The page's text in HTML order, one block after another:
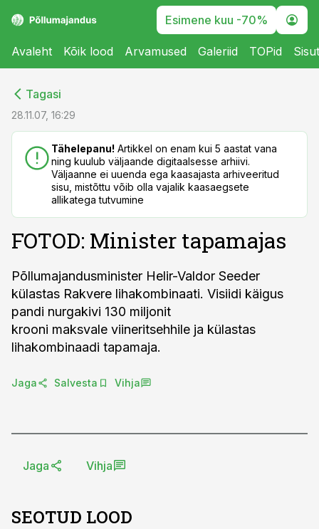
Esimene kuu -70%
Avaleht Kõik lood Arvamused Galeriid TOPid
Tagasi
28.11.07, 16:29
Tähelepanu! Artikkel on enam kui 5 aastat vana
ning kuulub väljaande digitaalsesse arhiivi.
Väljaanne ei uuenda ega kaasajasta arhiveeritud
sisu, mistõttu võib olla vajalik kaasaegsete
allikatega tutvumine
FOTOD: Minister tapamajas
Põllumajandusminister Helir-Valdor Seeder
külastas Rakvere lihakombinaati. Visiidi käigus
pandi nurgakivi 130 miljonit
krooni maksvale viineritsehhile ja külastas
lihakombinaadi tapamaja.
Jaga Salvesta Vihja
Jaga Vihja
SEOTUD LOOD